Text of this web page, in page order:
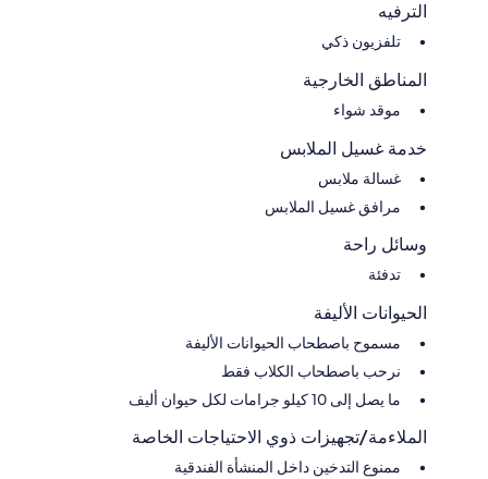
الترفيه
تلفزيون ذكي
المناطق الخارجية
موقد شواء
خدمة غسيل الملابس
غسالة ملابس
مرافق غسيل الملابس
وسائل راحة
تدفئة
الحيوانات الأليفة
مسموح باصطحاب الحيوانات الأليفة
نرحب باصطحاب الكلاب فقط
ما يصل إلى 10 كيلو جرامات لكل حيوان أليف
الملاءمة/تجهيزات ذوي الاحتياجات الخاصة
ممنوع التدخين داخل المنشأة الفندقية